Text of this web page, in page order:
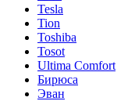
Tesla
Tion
Toshiba
Tosot
Ultima Comfort
Бирюса
Эван